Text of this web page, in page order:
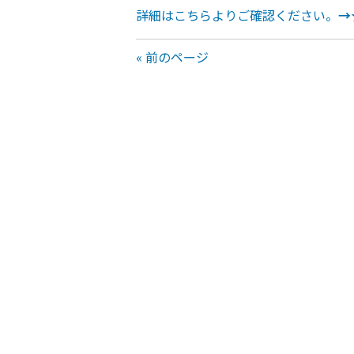
詳細はこちらよりご確認ください。
« 前のページ